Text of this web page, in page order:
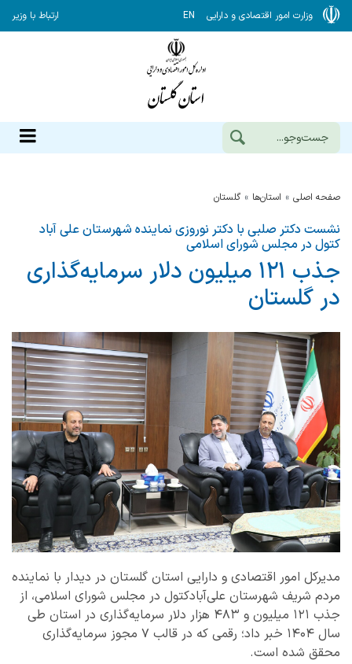
وزارت امور اقتصادی و دارایی EN ارتباط با وزیر
صفحه اصلی استان‌ها گلستان
نشست دکتر صلبی با دکتر نوروزی نماینده شهرستان علی آباد
کتول در مجلس شورای اسلامی
جذب ۱۲۱ میلیون دلار سرمایه‌گذاری
در گلستان
مدیرکل امور اقتصادی و دارایی استان گلستان در دیدار با نماینده
مردم شریف شهرستان علی‌آبادکتول در مجلس شورای اسلامی، از
جذب ۱۲۱ میلیون و ۴۸۳ هزار دلار سرمایه‌گذاری در استان طی
سال ۱۴۰۴ خبر داد؛ رقمی که در قالب ۷ مجوز سرمایه‌گذاری
محقق شده است.